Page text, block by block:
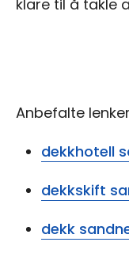
klare til å takle
Anbefalte
dekkhotell
dekkskift
dekk